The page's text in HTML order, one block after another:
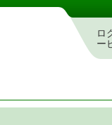
ロ
ー